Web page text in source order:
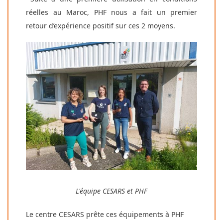
réelles au Maroc, PHF nous a fait un premier
retour d’expérience positif sur ces 2 moyens.
L'équipe CESARS et PHF
Le centre CESARS prête ces équipements à PHF